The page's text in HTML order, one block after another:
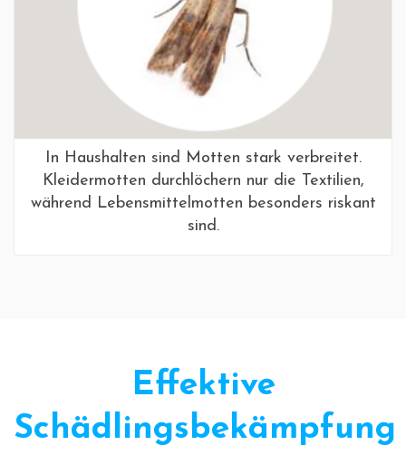
In Haushalten sind Motten stark verbreitet.
Kleidermotten durchlöchern nur die Textilien,
während Lebensmittelmotten besonders riskant
sind.
Effektive
Schädlingsbekämpfung